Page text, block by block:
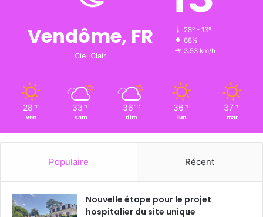
Vendôme, FR
Ciel Clair
28º - 13º
68%
3.53 km/h
28 ℃
ven
33 ℃
sam
36 ℃
dim
36 ℃
lun
37 ℃
mar
Populaire Récent
Nouvelle étape pour le projet
hospitalier du site unique